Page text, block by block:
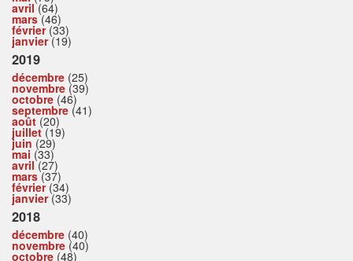
avril(64)
mars(46)
février(33)
janvier(19)
2019
décembre (25)
novembre (39)
octobre (46)
septembre (41)
août (20)
juillet(19)
juin (29)
mai (33)
avril(27)
mars(37)
février(34)
janvier(33)
2018
décembre (40)
novembre (40)
octobre (48)